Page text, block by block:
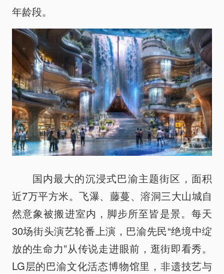
年龄段。
国内最大的沉浸式巴渝主题街区，面积
近7万平方米。飞瀑、藤蔓、溶洞三大山城自
然意象被搬进室内，脚步所至皆是景。每天
30场街头演艺轮番上演，巴渝先民“绝境中绽
放的生命力”从传说走进眼前，逛街即看秀。
LG层的巴渝文化活态博物馆里，非遗技艺与